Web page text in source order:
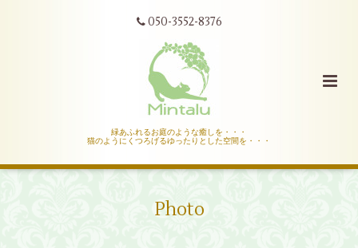
050-3552-8376
緑あふれるお庭のような癒しを・・・
猫のようにくつろげるゆったりとした空間を・・・
Photo